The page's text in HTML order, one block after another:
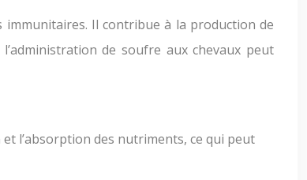
immunitaires. Il contribue à la production de
de soufre aux chevaux peut
l’absorption des nutriments, ce qui peut